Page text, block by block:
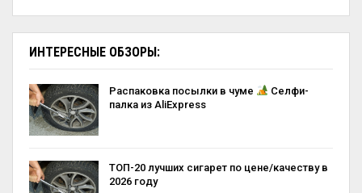
ИНТЕРЕСНЫЕ ОБЗОРЫ:
Распаковка посылки в чуме
Селфи-
палка из AliExpress
ТОП-20 лучших сигарет по цене/качеству в
2026 году